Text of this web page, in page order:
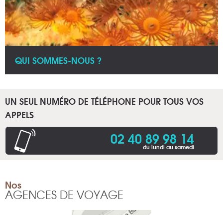
QUI SOMMES-NOUS ?
UN SEUL NUMÉRO DE TÉLÉPHONE POUR TOUS VOS
APPELS
02 40 89 98 14
du lundi au samedi
Nos
AGENCES DE VOYAGE